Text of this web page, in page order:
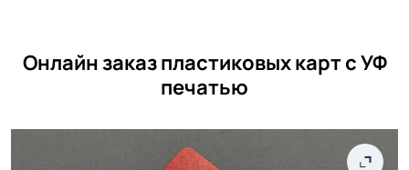
Онлайн заказ пластиковых карт с УФ
печатью